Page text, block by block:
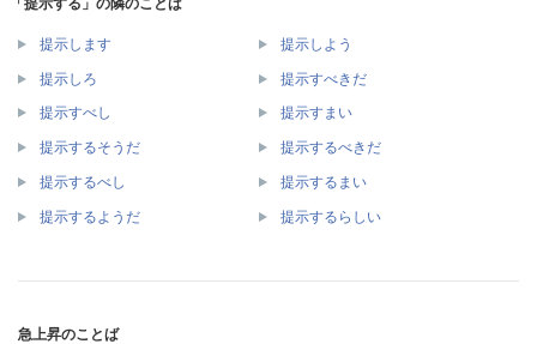
「提示する」の隣のことば
提示します 提示しよう
提示しろ 提示すべきだ
提示すべし 提示すまい
提示するそうだ 提示するべきだ
提示するべし 提示するまい
提示するようだ 提示するらしい
急上昇のことば